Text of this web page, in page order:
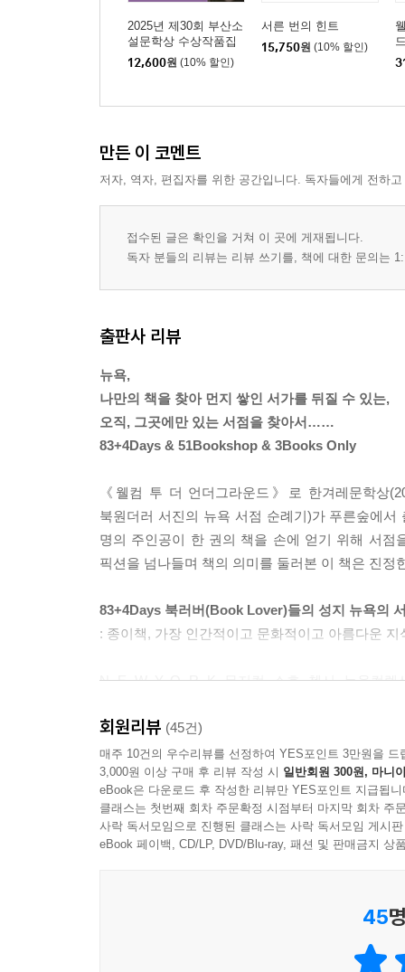
Oscar Wild Bookshop, Partners & Crime
Day 42 작고 이상하고 오래된 것들
Skyline Books, Bonnie Slotnick cookbooks, 192
Central Park, Borders, New York Public Library
Day 45 《도서관을 태우다》의 마지막 대출자
East Village
Day 46 30년 전, 나와 똑같은 경험을 한 남자
Harlem, Argosy Books
Hue-Man Bookstore & Cafe
Barnes & Noble Bookseller
Day 55 독서는 교육이 아니다
Books of Wonder
Day 56 축하해, 하지만 이게 끝은 아니야
Day 57 궁극의 도서관
Ultimate Library
나는 북원더러입니다
Unoppressive Non-Imperialist Bargain Books
Day 73 서점 순례를 끝까지 해야만 하는 이유
Day 74 온갖 오래된 것들의 창고
Day 75 당신의 이야기를 써드립니다
McNally Jackson Bookseller
Day 77 걷다 보면 새로운 서점이 나타난다
Ursus Books & Printed Ltd., John McWHINNIE at
Day 78 첫 번째 손님
Tompkins Square Park
Day 81 나는 서점을 방랑하는 것에 중독되었다
2025년 제30회 부산소
설문학상 수상작품집
12,600원 (10% 할인)
서른 번의 힌트
15,750원 (10% 할인)
만든 이 코멘트
저자, 역자, 편집자를 위한 공간입니다. 독자들에게 전하
접수된 글은 확인을 거쳐 이 곳에 게재됩니다.
독자 분들의 리뷰는 리뷰 쓰기를, 책에 대한 문의는
출판사 리뷰
뉴욕,
나만의 책을 찾아 먼지 쌓인 서가를 뒤질 수 있는,
오직, 그곳에만 있는 서점을 찾아서……
83+4Days & 51Bookshop & 3Books Only
《웰컴 투 더 언더그라운드》로 한겨레문학상
북원더러 서진의 뉴욕 서점 순례기)가 푸른숲에
명의 주인공이 한 권의 책을 손에 얻기 위해 서점
픽션을 넘나들며 책의 의미를 둘러본 이 책은 진정
83+4Days 북러버(Book Lover)들의 성지 뉴욕의
: 종이책, 가장 인간적이고 문화적이고 아름다운 지
N. E. W. Y. O. R. K. 뮤지컬, 소호, 첼시, 뉴욕컬
뉴욕에 있는 것일까? 영화, 패션, 미술, 뮤지컬 등
것이 서점이다. 유럽의 서점들은 고풍스러운 맛이
뉴욕은 북러버들의 성지이다. 5,60년대 초 14번
아니더라도 뉴욕은 세계 어느 도시보다 다양한
서점은 사라지고 있다. 《뉴욕, 비밀스러운 책의
우주, 서점에 관한 이야기다. 또한 이 책은 과거
파일, MP3 파일을 읽을 수 있다면, 그리고 장기
회원리뷰 (45건)
매주 10건의 우수리뷰를 선정하여 YES포인트 3만원을 드
3,000원 이상 구매 후 리뷰 작성 시 일반회원 300원, 마니
eBook은 다운로드 후 작성한 리뷰만 YES포인트 지급됩니
클래스는 첫번째 회차 주문확정 시점부터 마지막 회차 주
사락 독서모임으로 진행된 클래스는 사락 독서모임 게시
eBook 페이백, CD/LP, DVD/Blu-ray, 패션 및 판매금지 상
45